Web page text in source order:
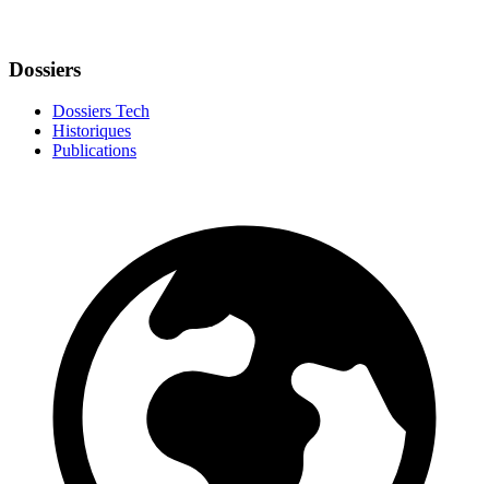
Dossiers
Dossiers Tech
Historiques
Publications